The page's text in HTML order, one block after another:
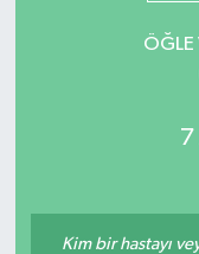
ÖĞLE
Kim bir hastayı
Süper Lig
Haber Arşivi